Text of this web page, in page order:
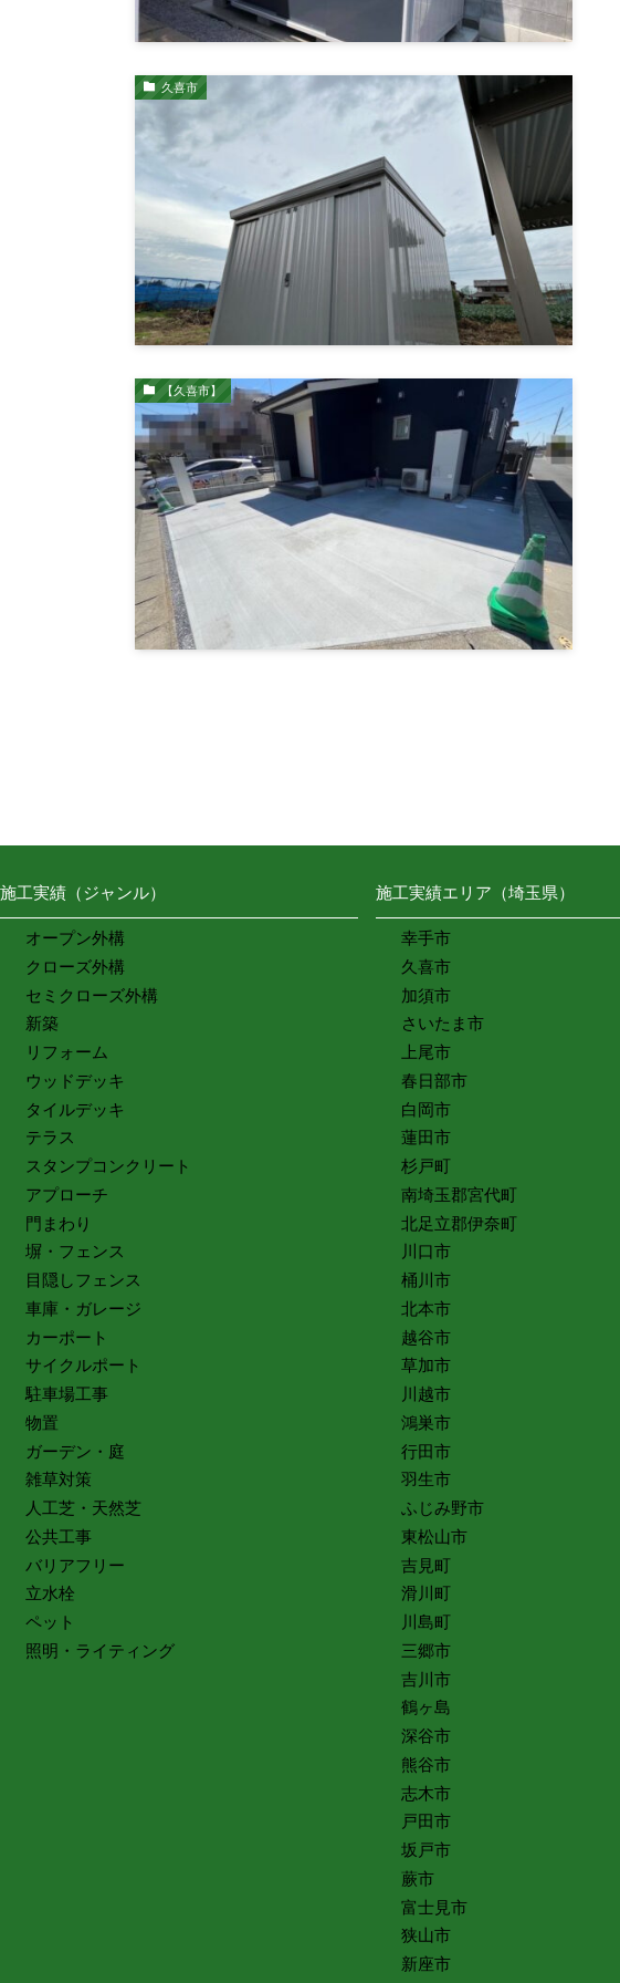
久喜市
【久喜市】
施工実績（ジャンル）
オープン外構
クローズ外構
セミクローズ外構
新築
リフォーム
ウッドデッキ
タイルデッキ
テラス
スタンプコンクリート
アプローチ
門まわり
塀・フェンス
目隠しフェンス
車庫・ガレージ
カーポート
サイクルポート
駐車場工事
物置
ガーデン・庭
雑草対策
人工芝・天然芝
公共工事
バリアフリー
立水栓
ペット
照明・ライティング
施工実績エリア（埼玉県）
幸手市
久喜市
加須市
さいたま市
上尾市
春日部市
白岡市
蓮田市
杉戸町
南埼玉郡宮代町
北足立郡伊奈町
川口市
桶川市
北本市
越谷市
草加市
川越市
鴻巣市
行田市
羽生市
ふじみ野市
東松山市
吉見町
滑川町
川島町
三郷市
吉川市
鶴ヶ島
深谷市
熊谷市
志木市
戸田市
坂戸市
蕨市
富士見市
狭山市
新座市